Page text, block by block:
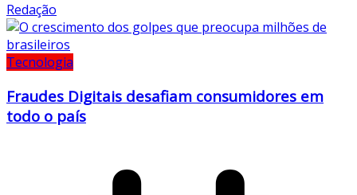
Redação
Tecnologia
Fraudes Digitais desafiam consumidores em
todo o país